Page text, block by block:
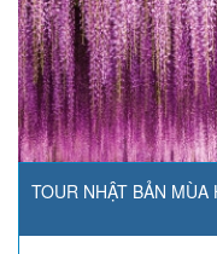
TOUR NHẬT BẢN